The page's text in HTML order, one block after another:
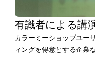
有識者による講
カラーミーショップユー
ィングを得意とする企業